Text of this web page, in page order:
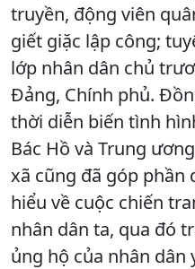
truyền, động viên
giết giặc lập công;
lớp nhân dân chủ
Đảng, Chính phủ.
thời diễn biến tình
Bác Hồ và Trung
xã cũng đã góp phần
hiểu về cuộc chiến
nhân dân ta, qua đó
ủng hộ của nhân dân